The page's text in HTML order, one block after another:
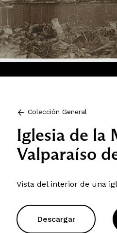
Colección General
Iglesia de la
Valparaíso
Vista del interior de una
Descargar